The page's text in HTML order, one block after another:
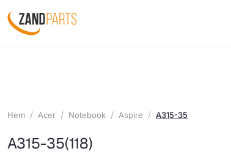
Hem Acer Notebook Aspire A315-35
A315-35(118)